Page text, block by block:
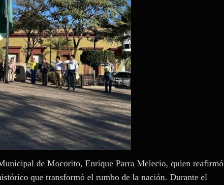
de Mocorito, Enrique Parra Melecio, quien reafirmó
que transformó el rumbo de la nación. Durante el